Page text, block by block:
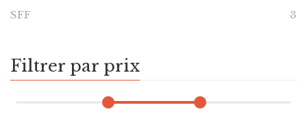
SFF 3
Filtrer par prix